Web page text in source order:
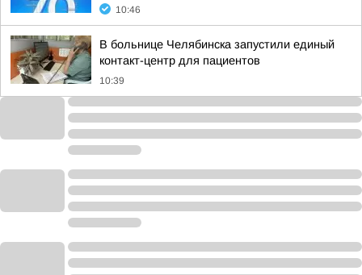
10:46
В больнице Челябинска запустили единый
контакт-центр для пациентов
10:39